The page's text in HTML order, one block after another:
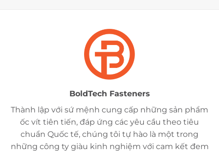
BoldTech Fasteners
Thành lập với sứ mệnh cung cấp những sản phẩm
ốc vít tiên tiến, đáp ứng các yêu cầu theo tiêu
chuẩn Quốc tế, chúng tôi tự hào là một trong
những công ty giàu kinh nghiệm với cam kết đem